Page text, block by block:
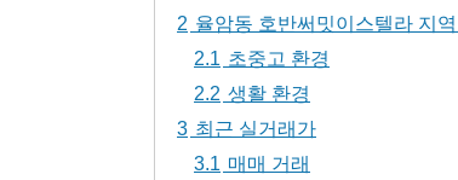
2 율암동 호반써밋이스텔라 지
2.1 초중고 환경
2.2 생활 환경
3 최근 실거래가
3.1 매매 거래